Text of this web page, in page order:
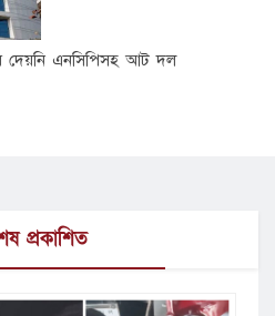
দেয়নি এনসিপিসহ আট দল
প্রকাশিত